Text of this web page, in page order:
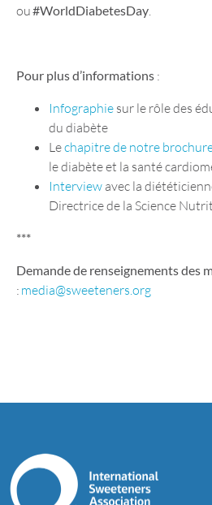
ou#WorldDiabetesDay
Pour plus d’informations :
Infographie sur le rôle des
du diabète
Lechapitre de notre
le diabète et la santé
Interview avec la
Directrice de la Science
***
Demande de renseignements des
: media@sweeteners.org